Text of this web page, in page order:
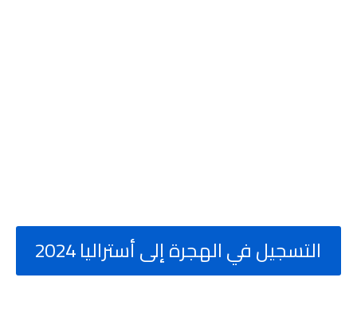
التسجيل في الهجرة إلى أستراليا 2024